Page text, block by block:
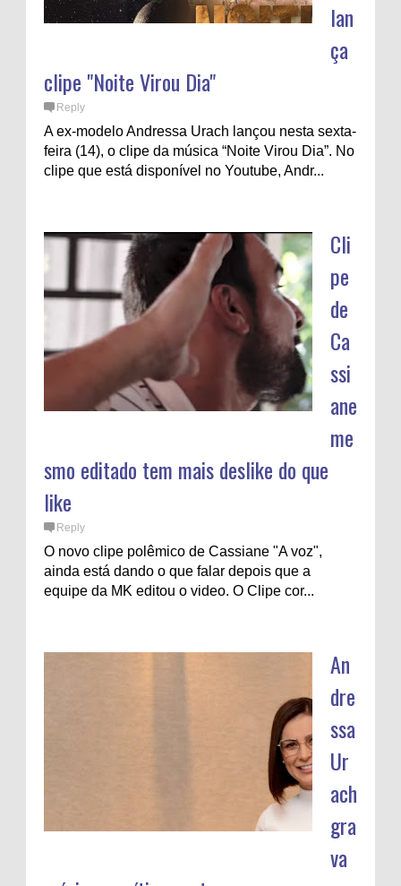
lan
ça
clipe "Noite Virou Dia"
Reply
A ex-modelo Andressa Urach lançou nesta sexta-
feira (14), o clipe da música “Noite Virou Dia”. No
clipe que está disponível no Youtube, Andr...
Cli
pe
de
Ca
ssi
ane
me
smo editado tem mais deslike do que
like
Reply
O novo clipe polêmico de Cassiane "A voz",
ainda está dando o que falar depois que a
equipe da MK editou o video. O Clipe cor...
An
dre
ssa
Ur
ach
gra
va